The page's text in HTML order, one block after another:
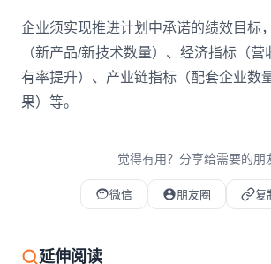
企业须实现推进计划中承诺的绩效目标
（新产品/新技术数量）、经济指标（营
有率提升）、产业链指标（配套企业数
果）等。
觉得有用？分享给需要的朋
微信 朋友圈 复
微信扫码打开本文
延伸阅读